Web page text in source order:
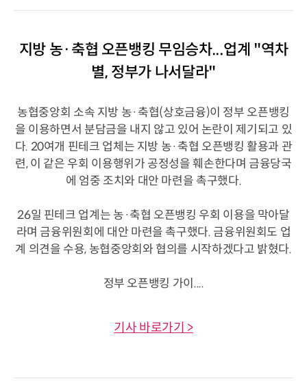
지방 농·축협 오픈뱅킹 무임승차...업계 "역차
별, 정부가 나서달라"
농협중앙회 소속 지방 농·축협(상호금융)이 정부 오픈뱅킹
을 이용하면서 분담금을 내지 않고 있어 논란이 제기되고 있
다. 20여개 핀테크 업체는 지방 농·축협 오픈뱅킹 활용과 관
련, 이 같은 우회 이용행위가 공정성을 훼손한다며 금융당국
에 엄중 조치와 대안 마련을 촉구했다.
26일 핀테크 업계는 농·축협 오픈뱅킹 우회 이용을 막아달
라며 금융위원회에 대안 마련을 촉구했다. 금융위원회도 업
계 의견을 수용, 농협중앙회와 협의를 시작하겠다고 밝혔다.
정부 오픈뱅킹 가이....
기사 바로가기 >